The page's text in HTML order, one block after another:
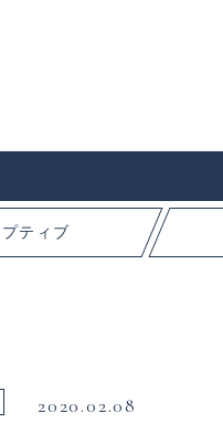
ティブ
2020.02.08